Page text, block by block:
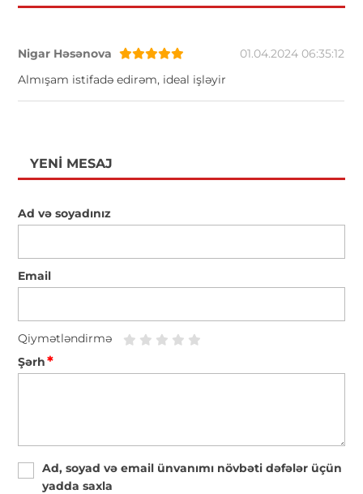
Nigar Həsənova
01.04.2024 06:35:12
Almışam istifadə edirəm, ideal işləyir
YENI MESAJ
Ad və soyadınız
Email
Qiymətləndirmə
Şərh*
Ad, soyad və email ünvanımı növbəti dəfələr üçün
yadda saxla